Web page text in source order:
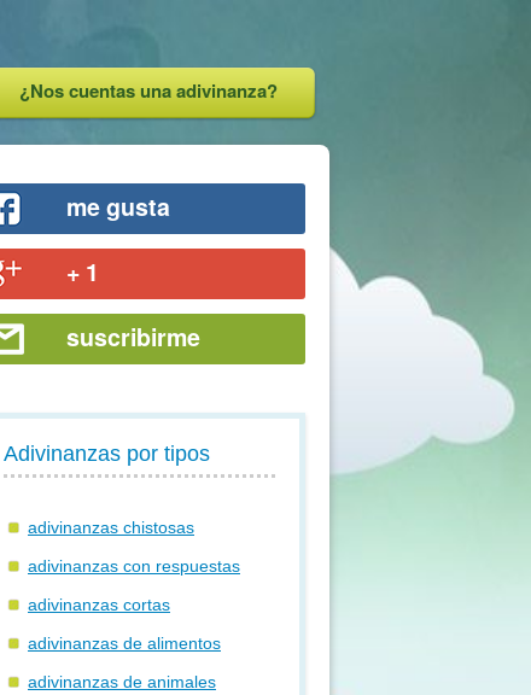
¿Nos cuentas una adivinanza?
me gusta
+ 1
suscribirme
Adivinanzas por tipos
adivinanzas chistosas
adivinanzas con respuestas
adivinanzas cortas
adivinanzas de alimentos
adivinanzas de animales